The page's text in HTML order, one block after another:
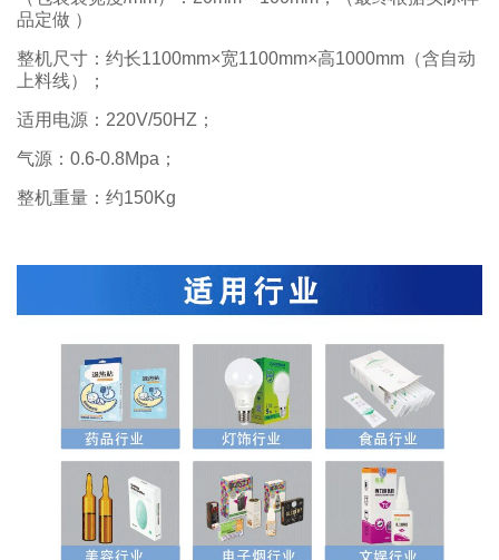
品定做 ）
整机尺寸：约长1100mm×宽1100mm×高1000mm（含自动
上料线）；
适用电源：220V/50HZ；
气源：0.6-0.8Mpa；
整机重量：约150Kg